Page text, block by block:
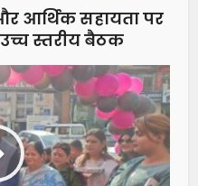
आर्थिक सहायता पर
उच्च स्तरीय बैठक